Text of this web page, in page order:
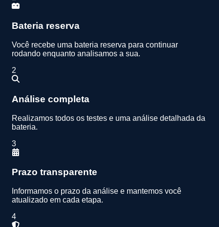
Bateria reserva
Você recebe uma bateria reserva para continuar
rodando enquanto analisamos a sua.
2
Análise completa
Realizamos todos os testes e uma análise detalhada da
bateria.
3
Prazo transparente
Informamos o prazo da análise e mantemos você
atualizado em cada etapa.
4